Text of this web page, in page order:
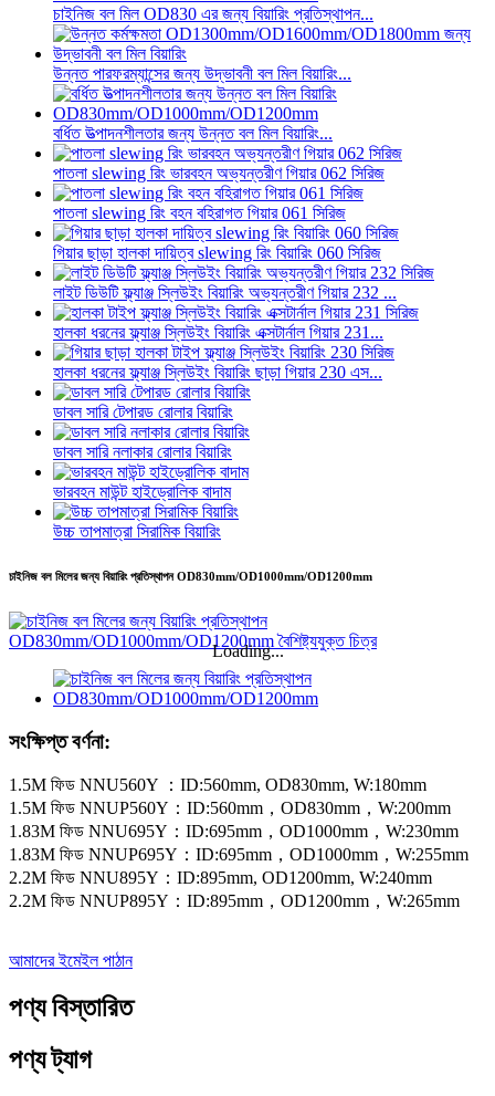
চাইনিজ বল মিল OD830 এর জন্য বিয়ারিং প্রতিস্থাপন...
উন্নত পারফরম্যান্সের জন্য উদ্ভাবনী বল মিল বিয়ারিং...
বর্ধিত উত্পাদনশীলতার জন্য উন্নত বল মিল বিয়ারিং...
পাতলা slewing রিং ভারবহন অভ্যন্তরীণ গিয়ার 062 সিরিজ
পাতলা slewing রিং বহন বহিরাগত গিয়ার 061 সিরিজ
গিয়ার ছাড়া হালকা দায়িত্ব slewing রিং বিয়ারিং 060 সিরিজ
লাইট ডিউটি ​​ফ্ল্যাঞ্জ স্লিউইং বিয়ারিং অভ্যন্তরীণ গিয়ার 232 ...
হালকা ধরনের ফ্ল্যাঞ্জ স্লিউইং বিয়ারিং এক্সটার্নাল গিয়ার 231...
হালকা ধরনের ফ্ল্যাঞ্জ স্লিউইং বিয়ারিং ছাড়া গিয়ার 230 এস...
ডাবল সারি টেপারড রোলার বিয়ারিং
ডাবল সারি নলাকার রোলার বিয়ারিং
ভারবহন মাউন্ট হাইড্রোলিক বাদাম
উচ্চ তাপমাত্রা সিরামিক বিয়ারিং
চাইনিজ বল মিলের জন্য বিয়ারিং প্রতিস্থাপন OD830mm/OD1000mm/OD1200mm
Loading...
সংক্ষিপ্ত বর্ণনা:
1.5M ফিড NNU560Y ：ID:560mm, OD830mm, W:180mm
1.5M ফিড NNUP560Y：ID:560mm，OD830mm，W:200mm
1.83M ফিড NNU695Y：ID:695mm，OD1000mm，W:230mm
1.83M ফিড NNUP695Y：ID:695mm，OD1000mm，W:255mm
2.2M ফিড NNU895Y：ID:895mm, OD1200mm, W:240mm
2.2M ফিড NNUP895Y：ID:895mm，OD1200mm，W:265mm
আমাদের ইমেইল পাঠান
পণ্য বিস্তারিত
পণ্য ট্যাগ